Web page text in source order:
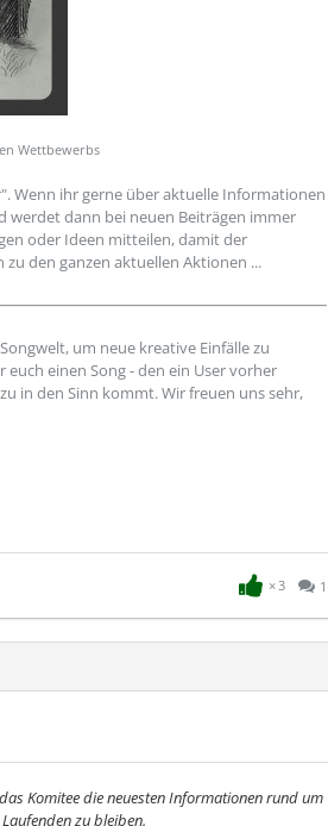
Wettbewerbs
Wenn ihr gerne über aktuelle Informationen
werdet dann bei neuen Beiträgen immer
oder Ideen mitteilen, damit der
den ganzen aktuellen Aktionen ...
um neue kreative Einfälle zu
einen Song - den ein User vorher
in den Sinn kommt. Wir freuen uns sehr,
3 1
Komitee die neuesten Informationen rund um
zu bleiben.